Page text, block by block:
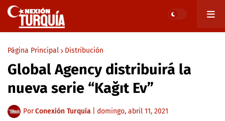
Página Principal Distribución
Global Agency distribuirá la
nueva serie “Kağıt Ev”
PorConexión Turquía domingo, abril 11, 2021